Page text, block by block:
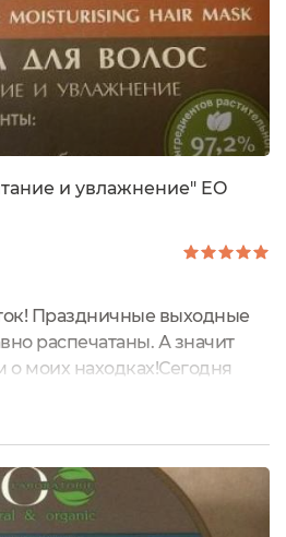
и увлажнение" EO
Праздничные выходные
распечатаны. А значит
о моих находках!Сегодня
фирмы EO Laboratorie.Став
,я уже крепко " подсела"
свою косметику" ! И с
и любопытством
под руку😁И...